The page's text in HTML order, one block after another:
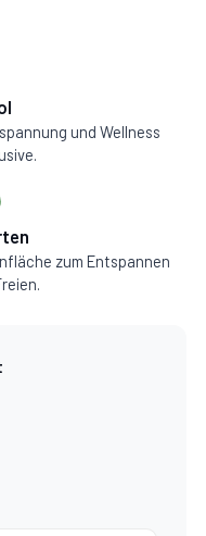
und Wellness
zum Entspannen